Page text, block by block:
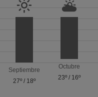
Septiembre
27º/ 18º
Octubre
23º / 16º